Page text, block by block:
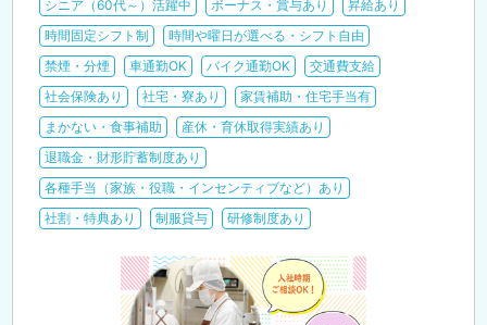
シニア（60代～）活躍中
ボーナス・賞与あり
昇給あり
時間固定シフト制
時間や曜日が選べる・シフト自由
禁煙・分煙
車通勤OK バイク通勤OK
交通費支給
社会保険あり
社宅・寮あり
家賃補助・住宅手当有
まかない・食事補助
産休・育休取得実績あり
退職金・財形貯蓄制度あり
各種手当（家族・役職・インセンティブなど）あり
社割・特典あり
制服貸与 研修制度あり